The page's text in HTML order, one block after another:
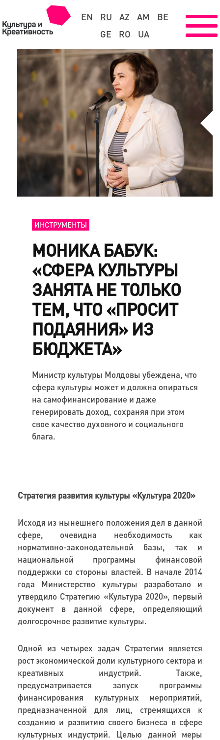
EN RU AZ AM
BE
GE
RO UA
ИНСТРУМЕНТЫ
МОНИКА БАБУК:
«СФЕРА КУЛЬТУРЫ
ЗАНЯТА НЕ ТОЛЬКО
ТЕМ, ЧТО «ПРОСИТ
ПОДАЯНИЯ» ИЗ
БЮДЖЕТА»
Министр культуры Молдовы убеждена, что
сфера культуры может и должна опираться
на самофинансирование и даже
генерировать доход, сохраняя при этом
свое качество духовного и социального
блага.
Стратегия развития культуры «Культура 2020»
Исходя из нынешнего положения дел в данной
сфере, очевидна необходимость как
нормативно-законодательной базы, так и
национальной программы финансовой
поддержки со стороны властей. В начале 2014
года Министерство культуры разработало и
утвердило Стратегию «Культура 2020», первый
документ в данной сфере, определяющий
долгосрочное развитие культуры.
Одной из четырех задач Стратегии является
рост экономической доли культурного сектора и
креативных индустрий. Также,
предусматривается запуск программы
финансирования культурных мероприятий,
предназначенной для лиц, стремящихся к
созданию и развитию своего бизнеса в сфере
культурных индустрий. Целью данной меры